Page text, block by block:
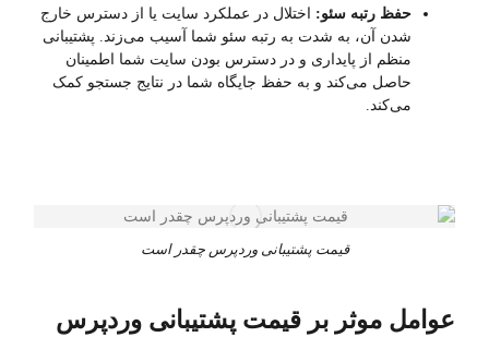
حفظ رتبه سئو: اختلال در عملکرد سایت یا از دسترس خارج
شدن آن، به شدت به رتبه سئو شما آسیب می‌زند. پشتیبانی
منظم از پایداری و در دسترس بودن سایت شما اطمینان
حاصل می‌کند و به حفظ جایگاه شما در نتایج جستجو کمک
می‌کند.
قیمت پشتیبانی وردپرس چقدر است
عوامل موثر بر قیمت پشتیبانی وردپرس